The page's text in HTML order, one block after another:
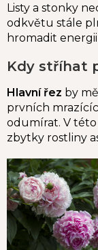
Listy a stonky
odkvětu stále
hromadit
Kdy stříhat
Hlavní řez by
prvních
odumírat. V
zbytky rostliny